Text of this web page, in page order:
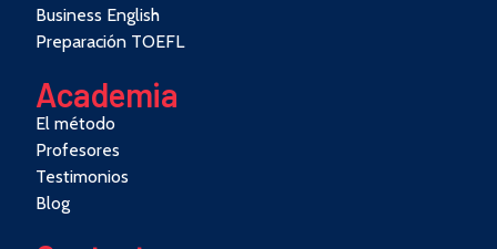
Business English
Preparación TOEFL
Academia
El método
Profesores
Testimonios
Blog